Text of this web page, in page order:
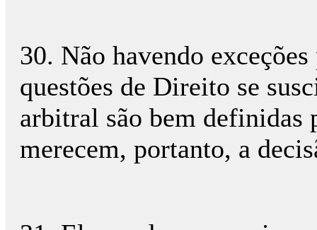
30. Não havendo
questões de Direito se
arbitral são bem definidas
merecem, portanto, a